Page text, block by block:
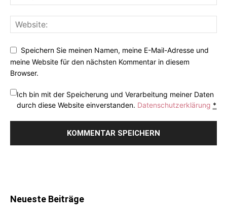
Speichern Sie meinen Namen, meine E-Mail-Adresse und
meine Website für den nächsten Kommentar in diesem
Browser.
Ich bin mit der Speicherung und Verarbeitung meiner Daten
durch diese Website einverstanden. Datenschutzerklärung *
Neueste Beiträge